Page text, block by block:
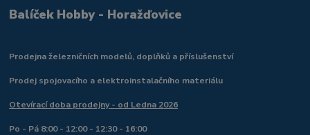
Balíček Hobby - Horažďovice
Prodejna železničních modelů, doplňků a příslušenství
Prodej spojovacího a elektroinstalačního materiálu
Otevírací doba prodejny - od Ledna 2026
Po - Pá 8:00 - 12:00 - 12:30 - 16:00